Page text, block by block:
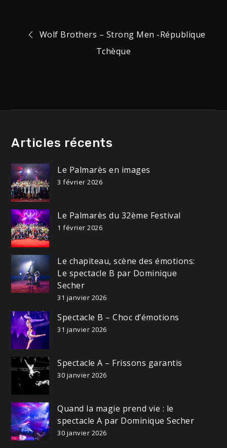
Navigation
Wolf Brothers – Strong Men -République
Tchèque
Articles récents
Le Palmarès en images
3 février 2026
Le Palmarès du 32ème Festival
1 février 2026
Le chapiteau, scène des émotions:
Le spectacle B par Dominique
Secher
31 janvier 2026
Spectacle B – Choc d’émotions
31 janvier 2026
Spectacle A – Frissons garantis
30 janvier 2026
Quand la magie prend vie : le
spectacle A par Dominique Secher
30 janvier 2026